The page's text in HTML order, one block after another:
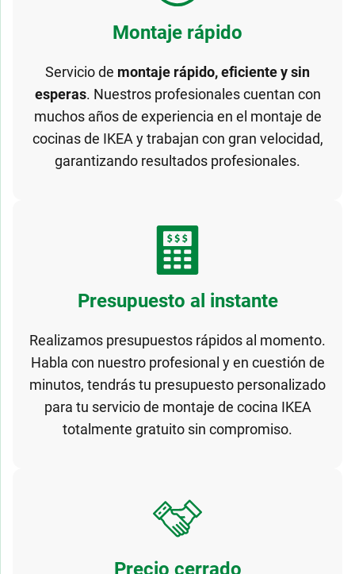
Montaje rápido
Servicio de montaje rápido, eficiente y sin
esperas. Nuestros profesionales cuentan con
muchos años de experiencia en el montaje de
cocinas de IKEA y trabajan con gran velocidad,
garantizando resultados profesionales.
Presupuesto al instante
Realizamos presupuestos rápidos al momento.
Habla con nuestro profesional y en cuestión de
minutos, tendrás tu presupuesto personalizado
para tu servicio de montaje de cocina IKEA
totalmente gratuito sin compromiso.
Precio cerrado